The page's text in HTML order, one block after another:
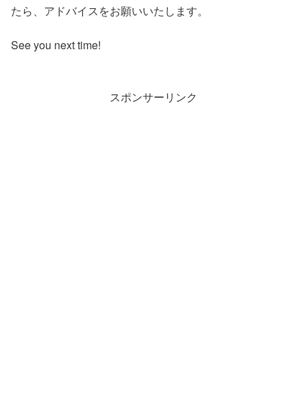
たら、アドバイスをお願いいたします。
See you next time!
スポンサーリンク